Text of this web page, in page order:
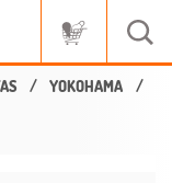
YOKOHAMA